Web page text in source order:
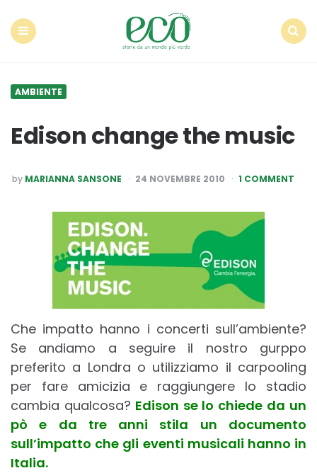
AMBIENTE
Edison change the music
POSTED
BY
by MARIANNA SANSONE 24 NOVEMBRE 2010 1 COMMENT
Che impatto hanno i concerti sull’ambiente?
Se andiamo a seguire il nostro gurppo
preferito a Londra o utilizziamo il carpooling
per fare amicizia e raggiungere lo stadio
cambia qualcosa? Edison se lo chiede da un
pò e da tre anni stila un documento
sull’impatto che gli eventi musicali hanno in
Italia.